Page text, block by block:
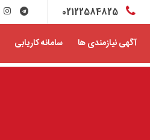
02122584825
آگهی نیازمندی ها سامانه کاریابی